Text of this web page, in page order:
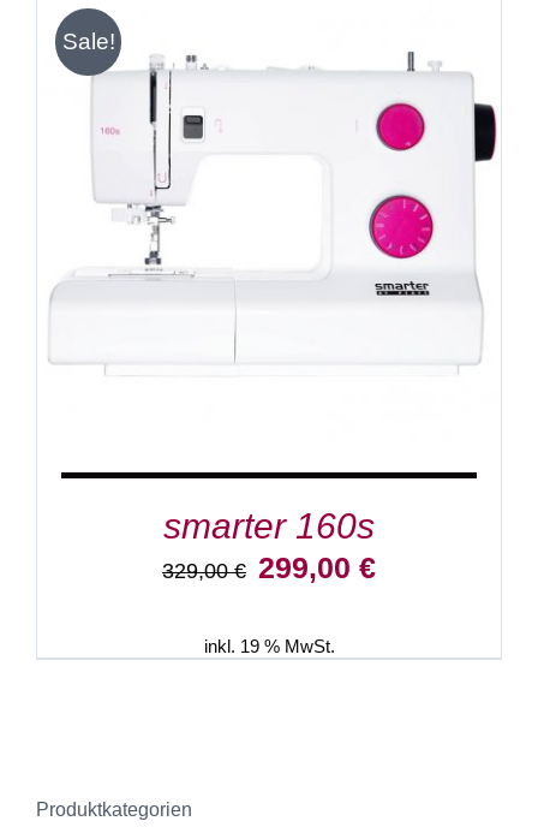
Sale!
IN DEN WARENKORB DETAILS
smarter 160s
329,00€ Ursprünglicher
329,00 €
299,00 €Aktueller
inkl. 19 % MwSt.
Produktkategorien